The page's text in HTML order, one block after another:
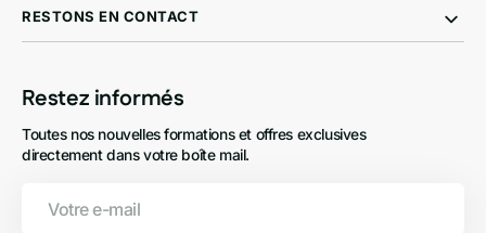
RESTONS EN CONTACT
Restez informés
Toutes nos nouvelles formations et offres exclusives
directement dans votre boîte mail.